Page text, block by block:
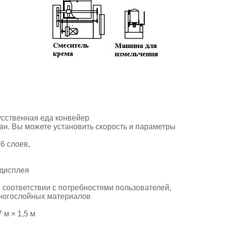
еда конвейер
Вы можете установить скорость и параметры
слоев,
с потребностями пользователей,
материалов
м × 1,5 м